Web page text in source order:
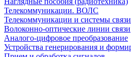
Телекоммуникации. ВОЛС
Телекоммуникации и системы связи
Волоконно-оптические линии связи
Аналого-цифровое преобразование
Устройства генерирования и